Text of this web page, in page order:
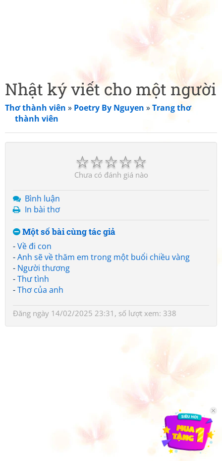
Nhật ký viết cho một người
Thơ thành viên » Poetry By Nguyen »Trang thơ
thành viên
☆
☆
☆
☆
☆
Chưa có đánh giá nào
Bình luận
In bài thơ
Một số bài cùng tác giả
-Về đi con
-Anh sẽ về thăm em trong một buổi chiều vàng
- Người thương
-Thư tình
-Thơ của anh
Đăng ngày 14/02/2025 23:31, số lượt xem: 338